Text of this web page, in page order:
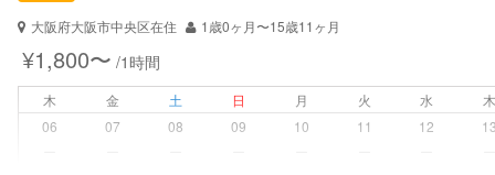
病児対応 病児、病後児、ともに不可
大阪府大阪市中央区在住
1歳0ヶ月〜15歳11ヶ月
¥1,800〜 /1時間
木 金 土 日 月 火 水
06
07 08 09 10 11 12